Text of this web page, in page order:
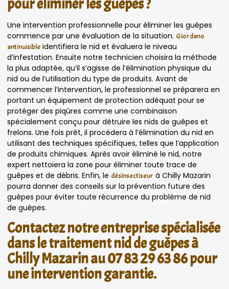
pour éliminer les guêpes ?
Une intervention professionnelle pour éliminer les guêpes
commence par une évaluation de la situation. Giordano
antinuisible identifiera le nid et évaluera le niveau
d’infestation. Ensuite notre technicien choisira la méthode
la plus adaptée, qu’il s’agisse de l’élimination physique du
nid ou de l’utilisation du type de produits. Avant de
commencer l’intervention, le professionnel se préparera en
portant un équipement de protection adéquat pour se
protéger des piqûres comme une combinaison
spécialement conçu pour détruire les nids de guêpes et
frelons. Une fois prêt, il procédera à l’élimination du nid en
utilisant des techniques spécifiques, telles que l’application
de produits chimiques. Après avoir éliminé le nid, notre
expert nettoiera la zone pour éliminer toute trace de
guêpes et de débris. Enfin, le désinsectiseur à Chilly Mazarin
pourra donner des conseils sur la prévention future des
guêpes pour éviter toute récurrence du problème de nid
de guêpes.
Contactez notre entreprise spécialisée
dans le traitement nid de guêpes à
Chilly Mazarin au 07 83 29 63 86 pour
une intervention garantie.